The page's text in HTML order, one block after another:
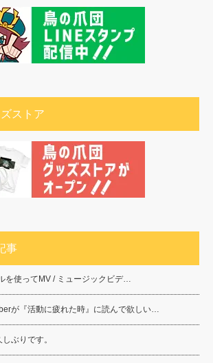
ストア
事
を使ってMV / ミュージックビデ…
が『活動に疲れた時』に読んで欲しい…
ぶりです。